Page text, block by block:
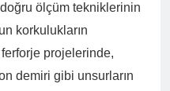
ölçüm tekniklerinin
korkulukların
projelerinde,
demiri gibi unsurların